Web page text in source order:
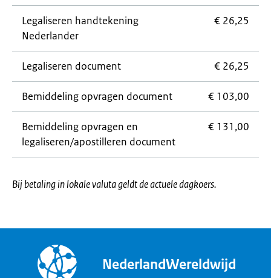
Legaliseren handtekening
Nederlander
€ 26,25
Legaliseren document € 26,25
Bemiddeling opvragen document € 103,00
Bemiddeling opvragen en
legaliseren/apostilleren document
€ 131,00
Bij betaling in lokale valuta geldt de actuele dagkoers.
NederlandWereldwijd